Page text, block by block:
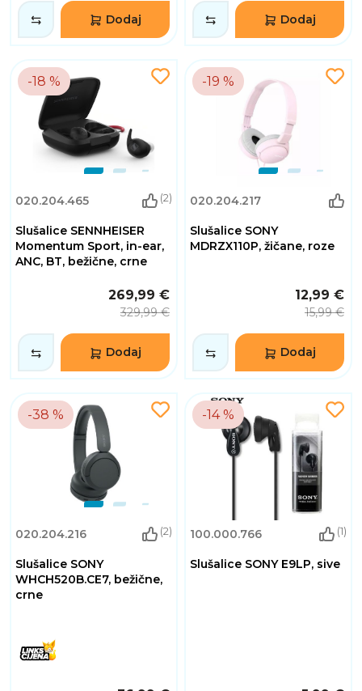
Dodaj Dodaj
-18 %
020.204.465 (2)
Slušalice SENNHEISER
Momentum Sport, in-ear,
ANC, BT, bežične, crne
269,99 €
329,99 €
Dodaj
-19 %
020.204.217
Slušalice SONY
MDRZX110P, žičane, roze
12,99 €
15,99 €
Dodaj
-38 %
020.204.216 (2)
Slušalice SONY
WHCH520B.CE7, bežične,
crne
-14 %
100.000.766 (1)
Slušalice SONY E9LP, sive